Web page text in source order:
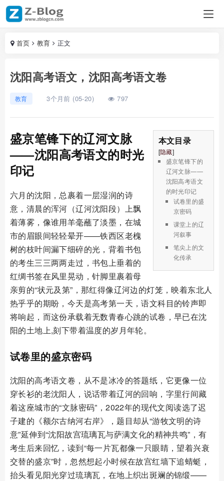
首页 教育 正文
沈阳高考语文，沈阳高考语文卷
教育 3个月前 (05-20) 797
本文目录
[隐藏]
盛京笔锋下的
辽河文脉——
沈阳高考语文
的时光印记
试卷里的盛
京密码
课堂上的辽
河叙事
笔尖上的文
化传承
盛京笔锋下的辽河文脉
——沈阳高考语文的时光
印记
六月的沈阳，总裹着一层湿润的诗
意，清晨的浑河（辽河沈阳段）上飘
着薄雾，像谁用羊毫蘸了淡墨，在城
市的眉眼间轻轻晕开——铁西区老槐
树的枝叶间漏下细碎的光，背着书包
的考生三三两两走过，书包上垂着的
红绸书签在风里晃动，针脚里裹着母
亲剪的“状元及第”，那红得像辽河边的灯笼，映着东北人
热乎乎的期盼，今天是高考第一天，语文科目的铃声即
将响起，而这份承载着无数青春心跳的试卷，早已在沈
阳的土地上,刻下带着温度的岁月年轮。
试卷里的盛京密码
沈阳的高考语文卷，从不是冰冷的答题纸，它更像一位
穿长衫的老沈阳人，说话带着辽河的回响，字里行间藏
着这座城市的“文脉密码”，2022年的现代文阅读选了迟
子建的《额尔古纳河右岸》，题目却从“游牧文明的诗
意”延伸到“沈阳故宫琉璃瓦与萨满文化的精神共鸣”，有
考生后来回忆，读到“每一片瓦都像一只眼睛，望着兴衰
交替的盛京”时，忽然想起小时候在故宫红墙下追蜻蜓，
抬头看见阳光穿过琉璃瓦，在地上织出斑斓的锦缎——